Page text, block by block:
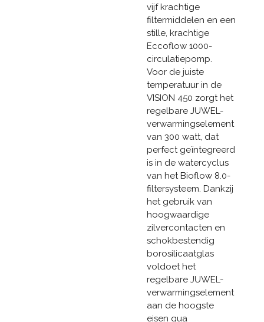
vijf krachtige
filtermiddelen en een
stille, krachtige
Eccoflow 1000-
circulatiepomp.
Voor de juiste
temperatuur in de
VISION 450 zorgt het
regelbare JUWEL-
verwarmingselement
van 300 watt, dat
perfect geïntegreerd
is in de watercyclus
van het Bioflow 8.0-
filtersysteem. Dankzij
het gebruik van
hoogwaardige
zilvercontacten en
schokbestendig
borosilicaatglas
voldoet het
regelbare JUWEL-
verwarmingselement
aan de hoogste
eisen qua